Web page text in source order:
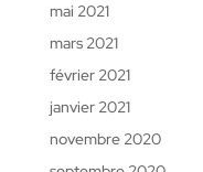
mai 2021
mars 2021
février 2021
janvier 2021
novembre 2020